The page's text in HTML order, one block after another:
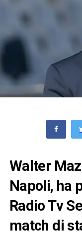
Walter
Napoli, ha
Radio Tv
match di